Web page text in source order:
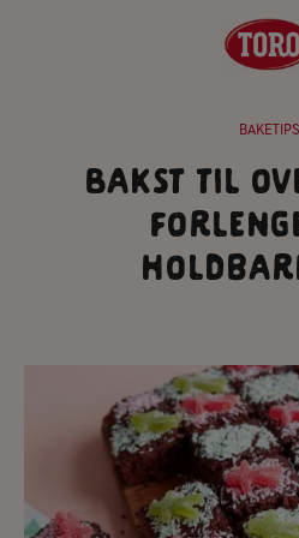
BAKETIPS
Bakst til